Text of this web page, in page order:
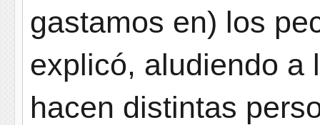
gastamos en) los
explicó, aludiendo a
hacen distintas